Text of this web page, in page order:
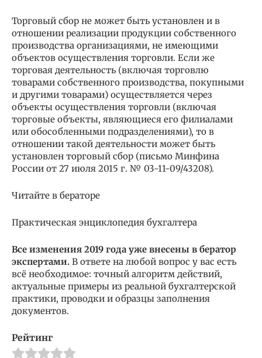
Торговый сбор не может быть установлен и в
отношении реализации продукции собственного
производства организациями, не имеющими
объектов осуществления торговли. Если же
торговая деятельность (включая торговлю
товарами собственного производства, покупными
и другими товарами) осуществляется через
объекты осуществления торговли (включая
торговые объекты, являющиеся его филиалами
или обособленными подразделениями), то в
отношении такой деятельности может быть
установлен торговый сбор (письмо Минфина
России от 27 июля 2015 г. № 03-11-09/43208).
Читайте в бераторе
Практическая энциклопедия бухгалтера
Все изменения 2019 года уже внесены в бератор
экспертами. В ответе на любой вопрос у вас есть
всё необходимое: точный алгоритм действий,
актуальные примеры из реальной бухгалтерской
практики, проводки и образцы заполнения
документов.
Рейтинг